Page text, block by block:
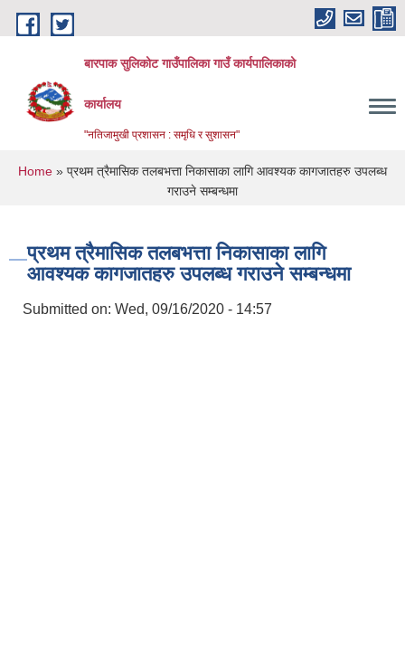
Skip to main content
बारपाक सुलिकोट गाउँपालिका गाउँ कार्यपालिकाको
कार्यालय
"नतिजामुखी प्रशासन : समृधि र सुशासन"
You are here
Home » प्रथम त्रैमासिक तलबभत्ता निकासाका लागि आवश्यक कागजातहरु उपलब्ध
गराउने सम्बन्धमा
प्रथम त्रैमासिक तलबभत्ता निकासाका लागि
आवश्यक कागजातहरु उपलब्ध गराउने सम्बन्धमा
Submitted on: Wed, 09/16/2020 - 14:57